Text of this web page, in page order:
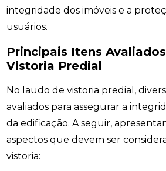
integridade dos imóveis e a
usuários.
Principais Itens
Vistoria Predial
No laudo de vistoria predial,
avaliados para assegurar a
da edificação. A seguir,
aspectos que devem ser
vistoria: